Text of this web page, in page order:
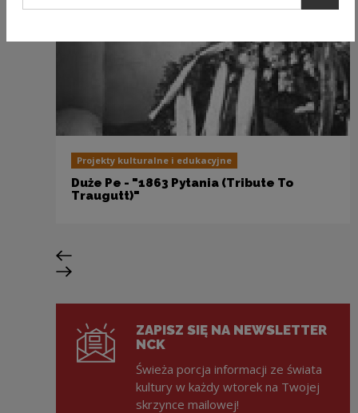
Projekty kulturalne i edukacyjne
Duże Pe - "1863 Pytania (Tribute To
Traugutt)"
Previous slide
Next slide
ZAPISZ SIĘ NA NEWSLETTER
NCK
Świeża porcja informacji ze świata
kultury w każdy wtorek na Twojej
skrzynce mailowej!